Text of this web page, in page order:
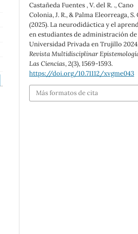
Castañeda Fuentes , V. del R. ., Cano
Colonia, J. R., & Palma Eleorreaga, S.
(2025). La neurodidáctica y el
en estudiantes de administración
Universidad Privada en Trujillo
Revista Multidisciplinar
Las Ciencias,2(3), 1569-1593.
https://doi.org/10.71112/xvgme043
Más formatos de cita